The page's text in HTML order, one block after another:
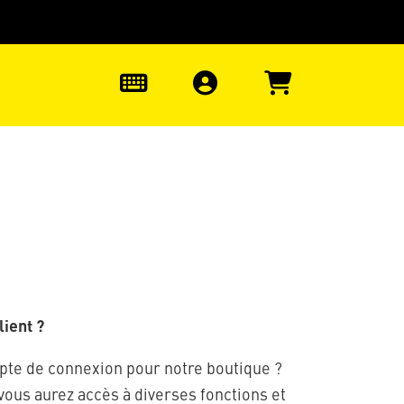
?
de connexion pour notre boutique ?
aurez accès à diverses fonctions et